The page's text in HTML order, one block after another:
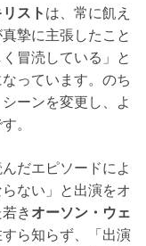
スト は、常に飢え
摯に主張したこと
冒涜している」と
っています。のち
ーンを変更し、よ
。
だエピソードによ
ない」と出演をオ
き オーソン・ウェ
ら知らず、「出演